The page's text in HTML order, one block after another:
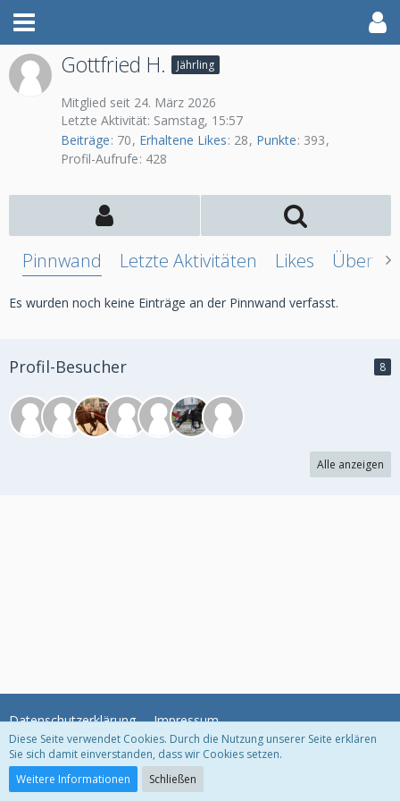
Gottfried H. Jährling
Mitglied seit 24. März 2026
Letzte Aktivität: Samstag, 15:57
Beiträge 70 Erhaltene Likes 28 Punkte 393
Profil-Aufrufe 428
Pinnwand Letzte Aktivitäten Likes Über
Es wurden noch keine Einträge an der Pinnwand verfasst.
Profil-Besucher 8
Alle anzeigen
Datenschutzerklärung Impressum
Community-Software:
Diese Seite verwendet Cookies. Durch die Nutzung unserer Seite erklären
Sie sich damit einverstanden, dass wir Cookies setzen.
Weitere Informationen
Schließen